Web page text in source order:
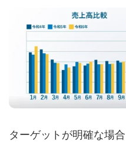
ターゲットが明確な場